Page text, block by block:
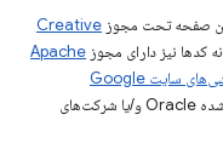
صفحه تحت مجوز Creative
کدها نیز دارای مجوز Apache
خطمشی‌های سایت Google
مراجعه کنید. جاوا علامت تجاری ثبت‌شده Oracle و/یا شرکت‌های